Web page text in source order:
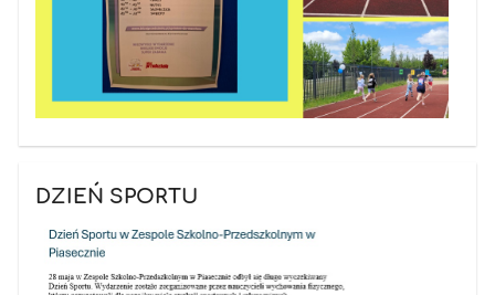
DZIEŃ SPORTU